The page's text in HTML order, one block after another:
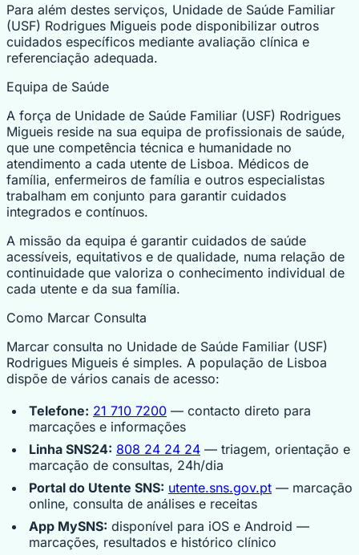
Para além destes serviços, Unidade de Saúde Familiar
(USF) Rodrigues Migueis pode disponibilizar outros
cuidados específicos mediante avaliação clínica e
referenciação adequada.
Equipa de Saúde
A força de Unidade de Saúde Familiar (USF) Rodrigues
Migueis reside na sua equipa de profissionais de saúde,
que une competência técnica e humanidade no
atendimento a cada utente de Lisboa. Médicos de
família, enfermeiros de família e outros especialistas
trabalham em conjunto para garantir cuidados
integrados e contínuos.
A missão da equipa é garantir cuidados de saúde
acessíveis, equitativos e de qualidade, numa relação de
continuidade que valoriza o conhecimento individual de
cada utente e da sua família.
Como Marcar Consulta
Marcar consulta no Unidade de Saúde Familiar (USF)
Rodrigues Migueis é simples. A população de Lisboa
dispõe de vários canais de acesso:
Telefone: 21 710 7200 — contacto direto para
marcações e informações
Linha SNS24: 808 24 24 24 — triagem, orientação e
marcação de consultas, 24h/dia
Portal do Utente SNS: utente.sns.gov.pt — marcação
online, consulta de análises e receitas
App MySNS: disponível para iOS e Android —
marcações, resultados e histórico clínico